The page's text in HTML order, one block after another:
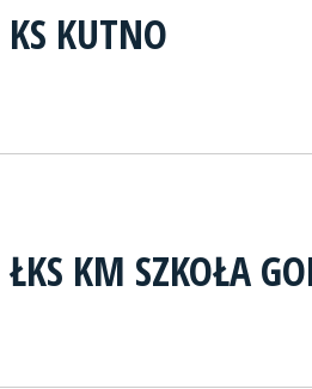
KS KUTNO
ŁKS KM SZKOŁA